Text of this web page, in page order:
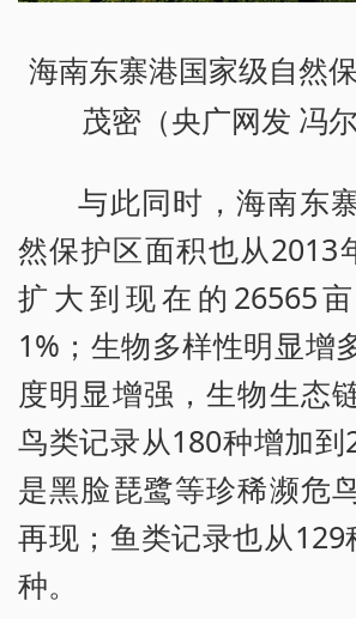
海南东寨港国家级自然
茂密（央广网发 冯尔
与此同时，海南东
然保护区面积也从2013
扩大到现在的26565
1%；生物多样性明显增
度明显增强，生物生态
鸟类记录从180种增加到
是黑脸琵鹭等珍稀濒危
再现；鱼类记录也从129
种。